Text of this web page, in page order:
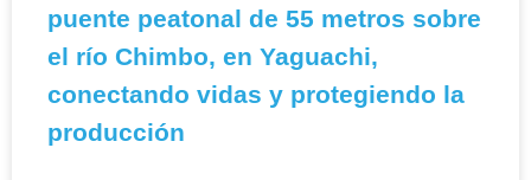
puente peatonal de 55 metros sobre
el río Chimbo, en Yaguachi,
conectando vidas y protegiendo la
producción